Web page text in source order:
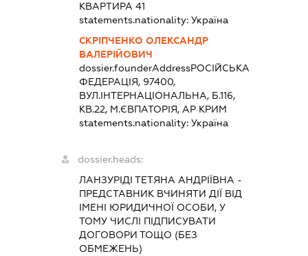
КВАРТИРА 41
statements.nationality: Україна
СКРІПЧЕНКО ОЛЕКСАНДР
ВАЛЕРІЙОВИЧ
dossier.founderAddressРОСІЙСЬКА
ФЕДЕРАЦІЯ, 97400,
ВУЛ.ІНТЕРНАЦІОНАЛЬНА, Б.116,
КВ.22, М.ЄВПАТОРІЯ, АР КРИМ
statements.nationality: Україна
dossier.heads:
ЛАНЗУРІДІ ТЕТЯНА АНДРІЇВНА -
ПРЕДСТАВНИКВЧИНЯТИ ДІЇ ВІД
ІМЕНІ ЮРИДИЧНОЇ ОСОБИ, У
ТОМУ ЧИСЛІ ПІДПИСУВАТИ
ДОГОВОРИ ТОЩО (БЕЗ
ОБМЕЖЕНЬ)